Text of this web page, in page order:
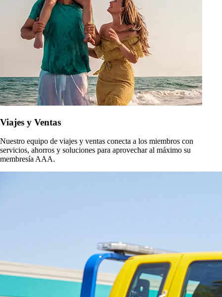
Viajes y Ventas
Nuestro equipo de viajes y ventas conecta a los miembros con
servicios, ahorros y soluciones para aprovechar al máximo su
membresía AAA.